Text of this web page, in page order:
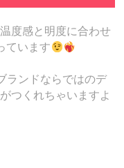
度感と明度に合わせ
ています
ランドならではのデ
つくれちゃいますよ